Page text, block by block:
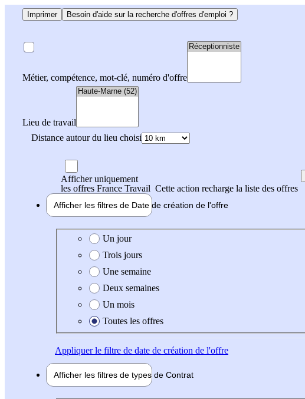
Imprimer Besoin d'aide sur la recherche d'offres d'emploi ?
Métier, compétence, mot-clé, numéro d'offre
Lieu de travail
Distance autour du lieu choisi
Afficher uniquement
les offres France Travail Cette action recharge la liste des offres
Afficher les filtres de Date de création de l'offre
Date de création de l'offre
Un jour
Trois jours
Une semaine
Deux semaines
Un mois
Toutes les offres
Appliquerle filtre de date de création de l'offre
Afficher les filtres de types de Contrat